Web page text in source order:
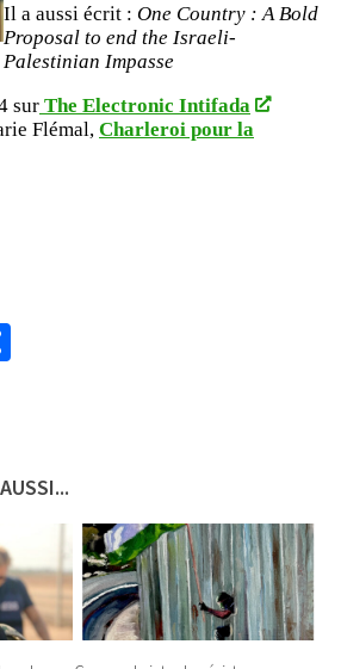
Il a aussi écrit : One Country : A Bold
Proposal to end the Israeli-
Palestinian Impasse
sur The Electronic Intifada
Flémal, Charleroi pour la